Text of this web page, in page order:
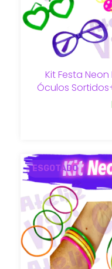
Kit Festa Neon
Óculos
ESGOTADO